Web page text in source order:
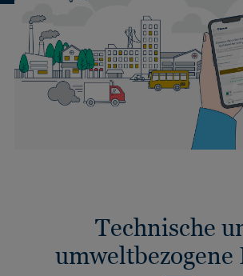
Technische
umweltbezogene